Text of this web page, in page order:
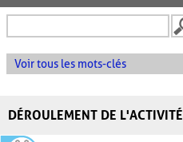
Voir tous les mots-clés
DÉROULEMENT DE L'ACTIVITÉ